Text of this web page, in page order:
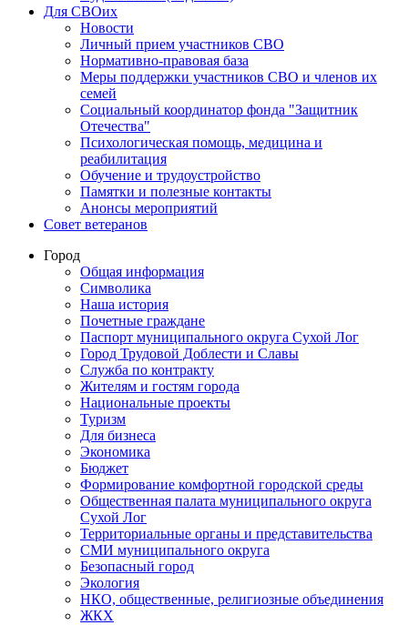
Для СВОих
Новости
Личный прием участников СВО
Нормативно-правовая база
Меры поддержки участников СВО и членов их
семей
Социальный координатор фонда "Защитник
Отечества"
Психологическая помощь, медицина и
реабилитация
Обучение и трудоустройство
Памятки и полезные контакты
Анонсы мероприятий
Совет ветеранов
Город
Общая информация
Символика
Наша история
Почетные граждане
Паспорт муниципального округа Сухой Лог
Город Трудовой Доблести и Славы
Служба по контракту
Жителям и гостям города
Национальные проекты
Туризм
Для бизнеса
Экономика
Бюджет
Формирование комфортной городской среды
Общественная палата муниципального округа
Сухой Лог
Территориальные органы и представительства
СМИ муниципального округа
Безопасный город
Экология
НКО, общественные, религиозные объединения
ЖКХ